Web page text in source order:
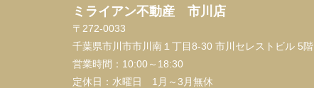
ミライアン不動産 市川店
〒272-0033
千葉県市川市市川南１丁目8-30 市川セレストビル 5階
営業時間： 10:00～18:30
定休日： 水曜日 1月～3月無休